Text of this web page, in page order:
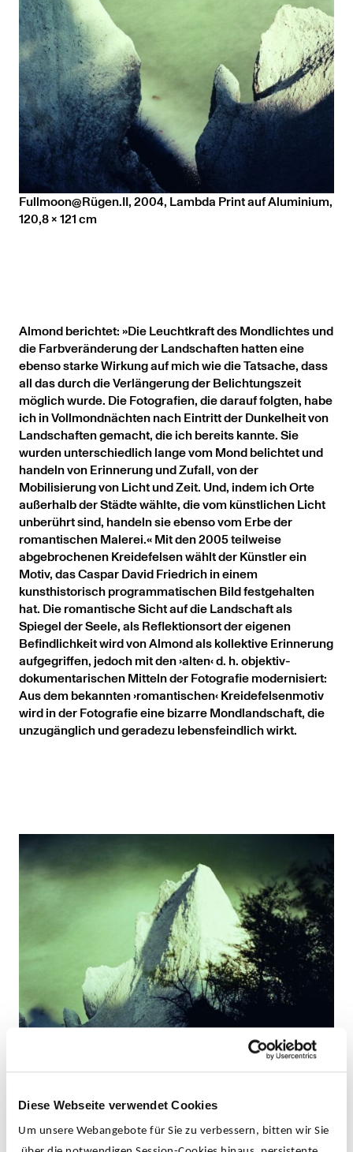
Diese Webseite verwendet Cookies
Um unsere Webangebote für Sie zu verbessern, bitten wir Sie
Fullmoon@Rügen.II, 2004, Lambda Print auf Aluminium,
120,8 x 121 cm
Almond berichtet: »Die Leuchtkraft des Mondlichtes und
die Farbveränderung der Landschaften hatten eine
ebenso starke Wirkung auf mich wie die Tatsache, dass
all das durch die Verlängerung der Belichtungszeit
möglich wurde. Die Fotografien, die darauf folgten, habe
ich in Vollmondnächten nach Eintritt der Dunkelheit von
Landschaften gemacht, die ich bereits kannte. Sie
wurden unterschiedlich lange vom Mond belichtet und
handeln von Erinnerung und Zufall, von der
Mobilisierung von Licht und Zeit. Und, indem ich Orte
außerhalb der Städte wählte, die vom künstlichen Licht
unberührt sind, handeln sie ebenso vom Erbe der
romantischen Malerei.« Mit den 2005 teilweise
abgebrochenen Kreidefelsen wählt der Künstler ein
Motiv, das Caspar David Friedrich in einem
kunsthistorisch programmatischen Bild festgehalten
hat. Die romantische Sicht auf die Landschaft als
Spiegel der Seele, als Reflektionsort der eigenen
Befindlichkeit wird von Almond als kollektive Erinnerung
aufgegriffen, jedoch mit den ›alten‹ d. h. objektiv-
dokumentarischen Mitteln der Fotografie modernisiert:
Aus dem bekannten ›romantischen‹ Kreidefelsenmotiv
wird in der Fotografie eine bizarre Mondlandschaft, die
unzugänglich und geradezu lebensfeindlich wirkt.